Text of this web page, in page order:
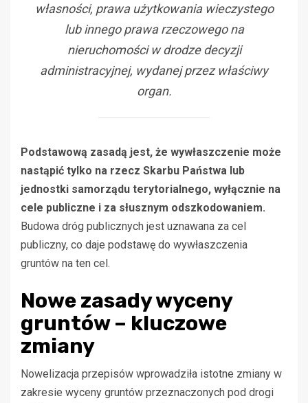
własności, prawa użytkowania wieczystego
lub innego prawa rzeczowego na
nieruchomości w drodze decyzji
administracyjnej, wydanej przez właściwy
organ.
Podstawową zasadą jest, że wywłaszczenie może
nastąpić tylko na rzecz Skarbu Państwa lub
jednostki samorządu terytorialnego, wyłącznie na
cele publiczne i za słusznym odszkodowaniem.
Budowa dróg publicznych jest uznawana za cel
publiczny, co daje podstawę do wywłaszczenia
gruntów na ten cel.
Nowe zasady wyceny
gruntów – kluczowe
zmiany
Nowelizacja przepisów wprowadziła istotne zmiany w
zakresie wyceny gruntów przeznaczonych pod drogi